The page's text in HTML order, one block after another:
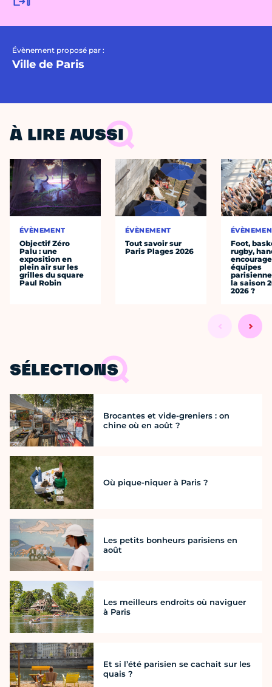
Évènement proposé par :
Ville de Paris
À LIRE AUSSI
ÉVÈNEMENT
Objectif Zéro
Palu : une
exposition en
plein air sur les
grilles du square
Paul Robin
ÉVÈNEMENT
Tout savoir sur
Paris Plages 2026
Foot,
rugby,
équipes
la saison
2026 ?
SÉLECTIONS
Brocantes et vide-greniers : on
chine où en août ?
Où pique-niquer à Paris ?
Les petits bonheurs parisiens en
août
Les meilleurs endroits où naviguer
à Paris
Et si l’été parisien se cachait sur les
quais ?